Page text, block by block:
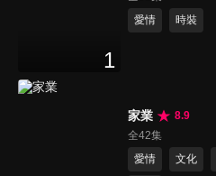
1
愛情
時裝
家業
8.9
全42集
愛情
文化